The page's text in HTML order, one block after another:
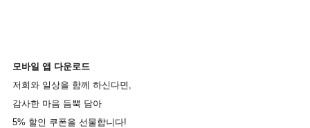
모바일 앱 다운로드
저희와 일상을 함께 하신다면 ,
감사한 마음 듬뿍 담아
5% 할인 쿠폰을 선물합니다!